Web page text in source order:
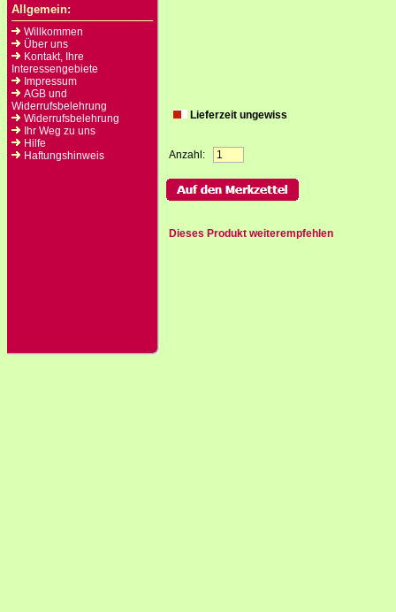
Allgemein:
Willkommen
Über uns
Kontakt, Ihre
Interessengebiete
Impressum
AGB und
Widerrufsbelehrung
Widerrufsbelehrung
Ihr Weg zu uns
Hilfe
Haftungshinweis
Lieferzeit ungewiss
Anzahl:
Dieses Produkt weiterempfehlen